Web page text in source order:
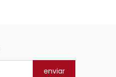
enviar